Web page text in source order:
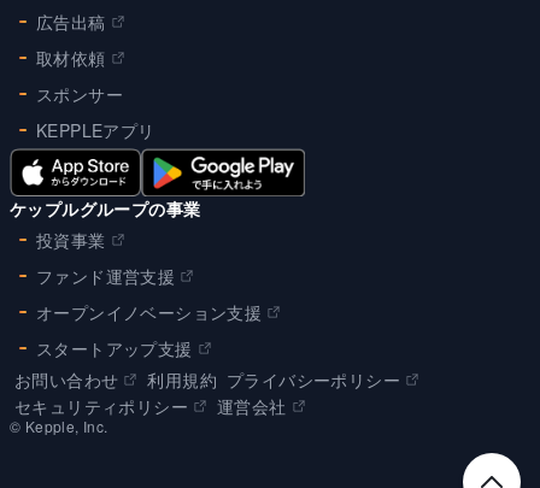
広告出稿
取材依頼
スポンサー
KEPPLEアプリ
ケップルグループの事業
投資事業
ファンド運営支援
オープンイノベーション支援
スタートアップ支援
お問い合わせ
利用規約 プライバシーポリシー
セキュリティポリシー
運営会社
©︎ Kepple, Inc.